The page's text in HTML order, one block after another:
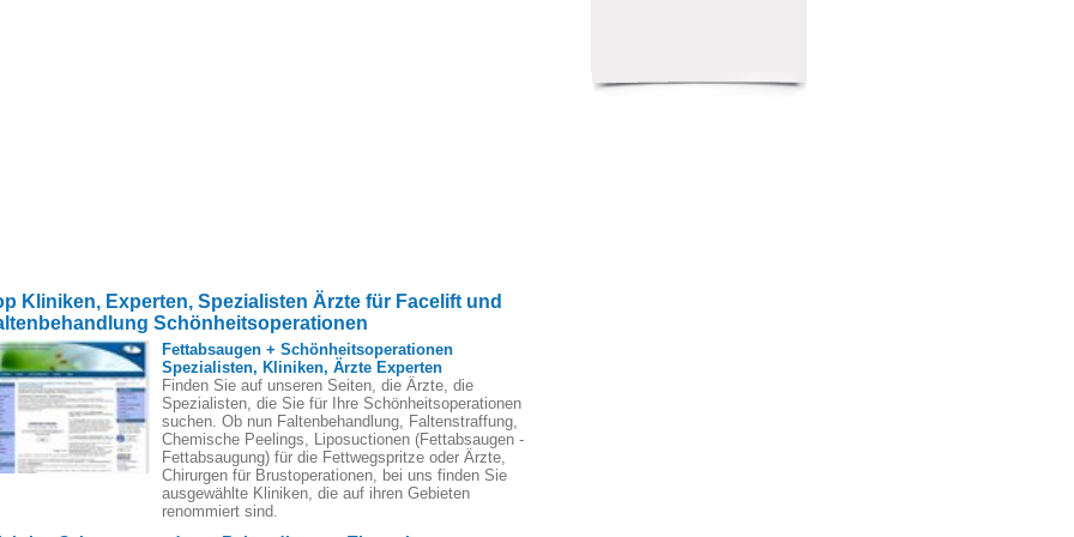
Kliniken, Experten, Spezialisten Ärzte für Facelift und
Schönheitsoperationen
Fettabsaugen + Schönheitsoperationen
Spezialisten, Kliniken, Ärzte Experten
Finden Sie auf unseren Seiten, die Ärzte, die
Spezialisten, die Sie für Ihre Schönheitsoperationen
suchen. Ob nun Faltenbehandlung, Faltenstraffung,
Chemische Peelings, Liposuctionen (Fettabsaugen -
Fettabsaugung) für die Fettwegspritze oder Ärzte,
Chirurgen für Brustoperationen, bei uns finden Sie
ausgewählte Kliniken, die auf ihren Gebieten
renommiert sind.